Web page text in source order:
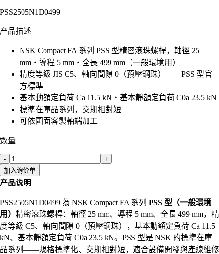
PSS2505N1D0499
产品描述
NSK Compact FA 系列 PSS 型精密滾珠螺桿，軸徑 25
mm・導程 5 mm・全長 499 mm（一般環境用）
精度等級 JIS C5、軸向間隙 0（預壓鋼珠）——PSS 型官
方標準
基本動額定負荷 Ca 11.5 kN・基本靜額定負荷 C0a 23.5 kN
標準在庫品系列，交期相對短
可依圖面客製軸端加工
数量
-
+
加入询价单
产品说明
PSS2505N1D0499 為 NSK Compact FA 系列 PSS 型（一般環境
用） 精密滾珠螺桿：軸徑 25 mm、導程 5 mm、全長 499 mm，精
度等級 C5、軸向間隙 0（預壓鋼珠），基本動額定負荷 Ca 11.5
kN、基本靜額定負荷 C0a 23.5 kN。PSS 型是 NSK 的標準在庫
品系列——規格標準化、交期相對短，適合設備開發與產線維修